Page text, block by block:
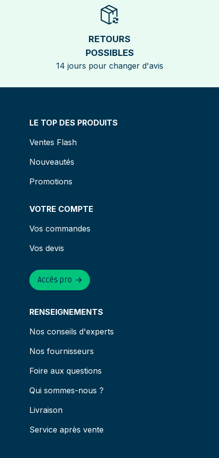
RETOURS
POSSIBLES
14 jours pour changer d'avis
LE TOP DES PRODUITS
Ventes Flash
Nouveautés
Promotions
VOTRE COMPTE
Vos commandes
Vos devis
RENSEIGNEMENTS
Nos conseils d'experts
Nos fournisseurs
Foire aux questions
Qui sommes-nous ?
Livraison
Service après vente
Accès pro